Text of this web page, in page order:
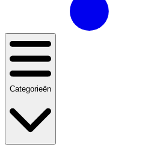
Categorieën